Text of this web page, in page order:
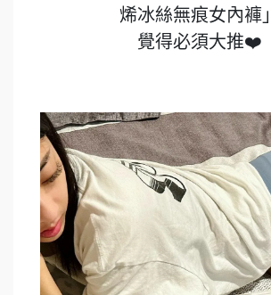
烯冰絲無痕女內褲」
覺得必須大推❤️